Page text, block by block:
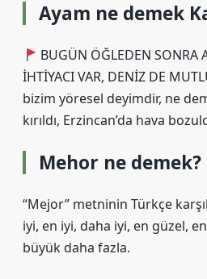
Ayam ne demek
BUGÜN ÖĞLEDEN SONRA
İHTİYACI VAR, DENİZ DE
bizim yöresel deyimdir, ne
kırıldı, Erzincan’da hava
Mehor ne demek?
“Mejor” metninin Türkçe
iyi, en iyi, daha iyi, en güzel,
büyük daha fazla.